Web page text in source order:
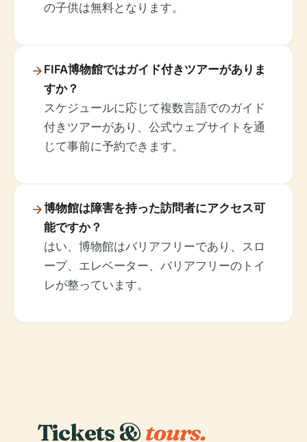
の子供は無料となります。
FIFA博物館ではガイド付きツアーがありま
すか？
スケジュールに応じて複数言語でのガイド
付きツアーがあり、公式ウェブサイトを通
じて事前に予約できます。
博物館は障害を持った訪問者にアクセス可
能ですか？
はい、博物館はバリアフリーであり、スロ
ープ、エレベーター、バリアフリーのトイ
レが整っています。
Tickets &tours.